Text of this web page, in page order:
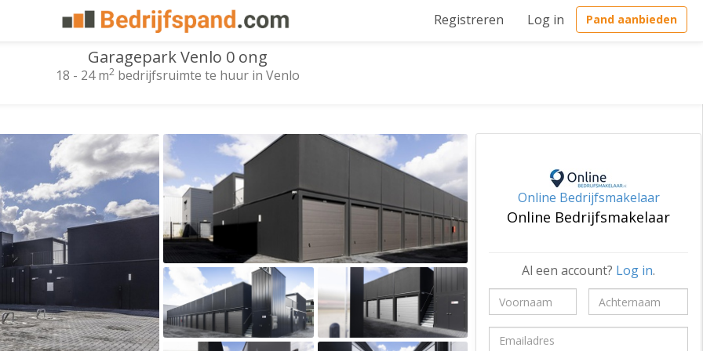
Registreren Log in Pand aanbieden
Garagepark Venlo 0 ong
18 - 24 m2bedrijfsruimte te huur in Venlo
Online Bedrijfsmakelaar
Online Bedrijfsmakelaar
Al een account? Log in.